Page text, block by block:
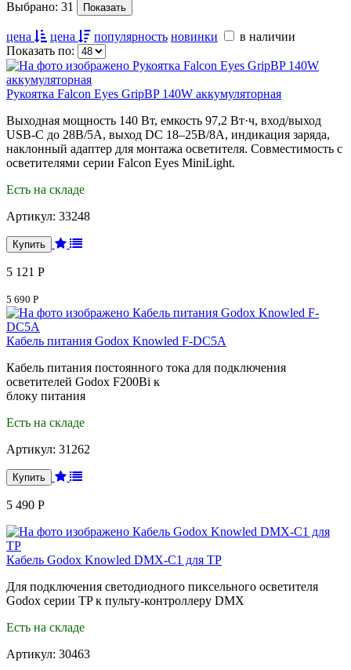
Выбрано: 31
цена цена популярность новинки
в наличии
Показать по:
Рукоятка Falcon Eyes GripBP 140W аккумуляторная
Выходная мощность 140 Вт, емкость 97,2 Вт·ч, вход/выход
USB-C до 28В/5А, выход DC 18–25В/8А, индикация заряда,
наклонный адаптер для монтажа осветителя. Совместимость с
осветителями серии Falcon Eyes MiniLight.
Есть на складе
Артикул: 33248
5 121 Р
5 690 Р
Кабель питания Godox Knowled F-DC5A
Кабель питания постоянного тока для подключения
осветителей Godox F200Bi к
блоку питания
Есть на складе
Артикул: 31262
5 490 Р
Кабель Godox Knowled DMX-C1 для TP
Для подключения светодиодного пиксельного осветителя
Godox серии TP к пульту-контроллеру DMX
Есть на складе
Артикул: 30463